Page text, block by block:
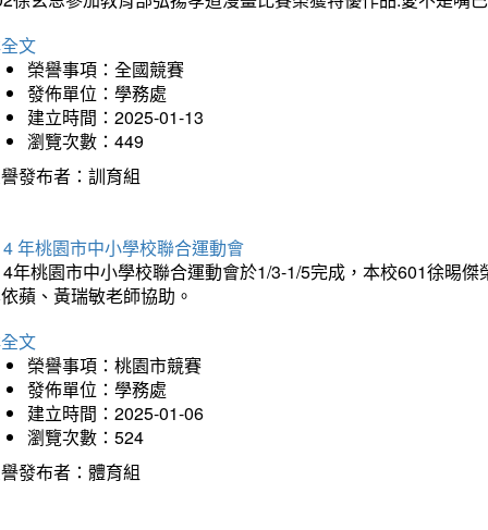
文
榮譽事項：全國競賽
發佈單位：學務處
建立時間：2025-01-13
瀏覽次數：449
發布者：訓育組
年桃園市中小學校聯合運動會
年桃園市中小學校聯合運動會於1/3-1/5完成，本校601徐晹
蘋、黃瑞敏老師協助。
文
榮譽事項：桃園市競賽
發佈單位：學務處
建立時間：2025-01-06
瀏覽次數：524
發布者：體育組